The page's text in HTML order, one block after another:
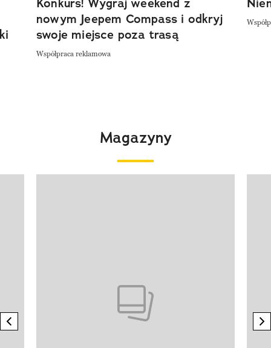
nowym Jeepem Compass i odkryj
swoje miejsce poza trasą
Współpraca reklamowa
Magazyny
previous element